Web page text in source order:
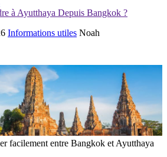
à Ayutthaya Depuis Bangkok ?
Informations utiles Noah
facilement entre Bangkok et Ayutthaya